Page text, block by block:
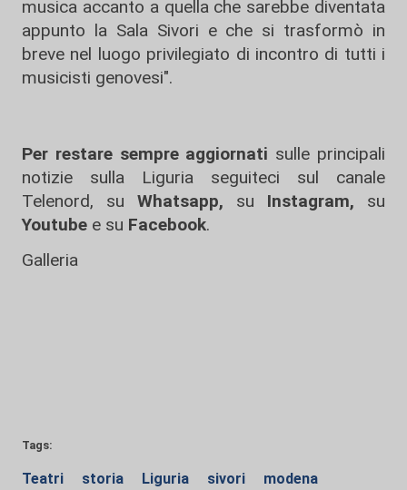
musica accanto a quella che sarebbe diventata
appunto la Sala Sivori e che si trasformò in
breve nel luogo privilegiato di incontro di tutti i
musicisti genovesi".
Per restare sempre aggiornati sulle principali
notizie sulla Liguria seguiteci sul canale
Telenord, su
Whatsapp, su Instagram, su
Youtube e su Facebook.
Galleria
Tags:
Teatri storia Liguria sivori
modena